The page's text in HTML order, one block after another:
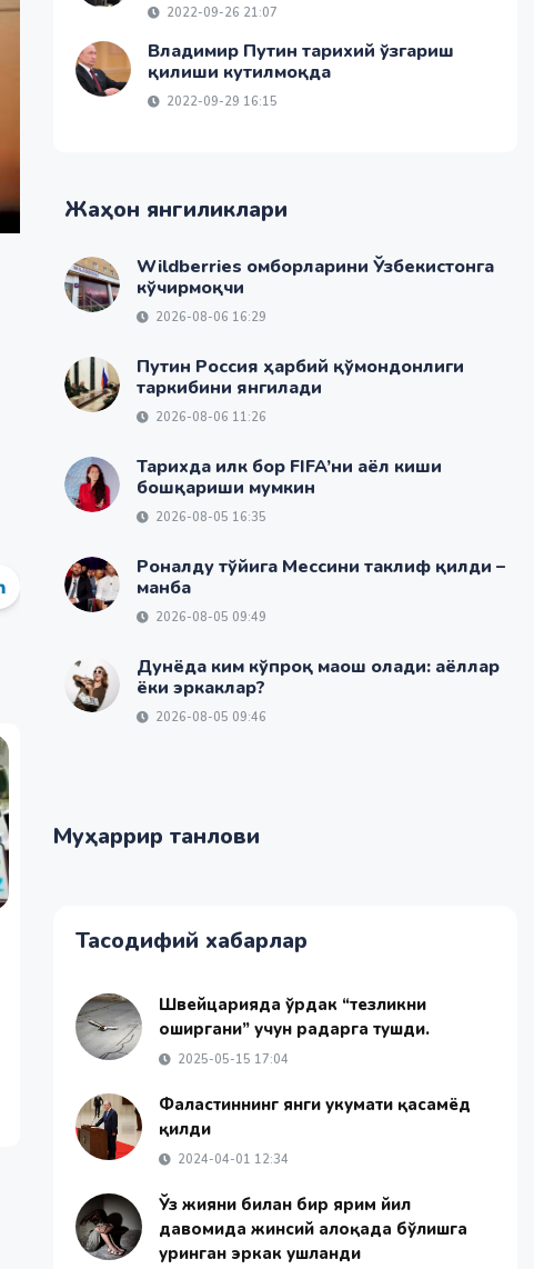
2022-09-26 21:07
Владимир Путин тарихий ўзгариш
қилиши кутилмоқда
2022-09-29 16:15
Жаҳон янгиликлари
Wildberries омборларини Ўзбекистонга
кўчирмоқчи
2026-08-06 16:29
Путин Россия ҳарбий қўмондонлиги
таркибини янгилади
2026-08-06 11:26
Тарихда илк бор FIFA’ни аёл киши
бошқариши мумкин
2026-08-05 16:35
Роналду тўйига Мессини таклиф қилди –
манба
2026-08-05 09:49
Дунёда ким кўпроқ маош олади: аёллар
ёки эркаклар?
2026-08-05 09:46
Муҳаррир танлови
Тасодифий хабарлар
Швейцарияда ўрдак “тезликни
оширгани” учун радарга тушди.
2025-05-15 17:04
Фаластиннинг янги ҳукумати қасамёд
қилди
2024-04-01 12:34
Ўз жияни билан бир ярим йил
давомида жинсий алоқада бўлишга
уринган эркак ушланди